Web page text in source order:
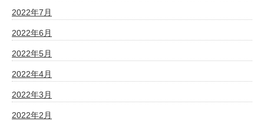
2022年7月
2022年6月
2022年5月
2022年4月
2022年3月
2022年2月